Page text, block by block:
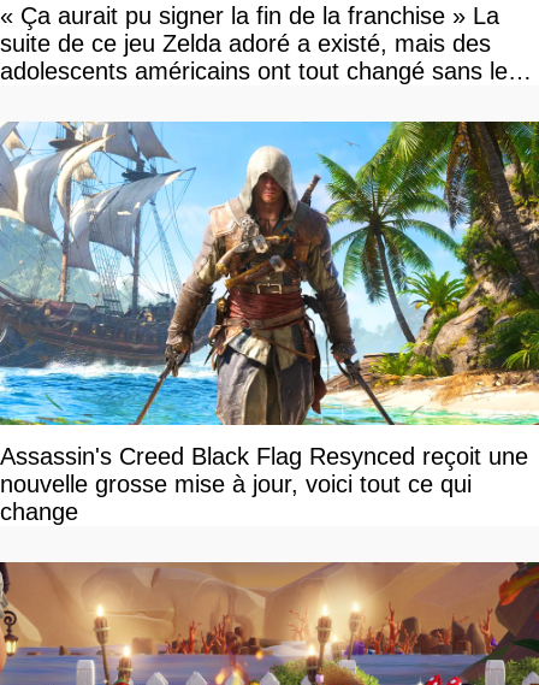
« Ça aurait pu signer la fin de la franchise » La
suite de ce jeu Zelda adoré a existé, mais des
adolescents américains ont tout changé sans le
Assassin's Creed Black Flag Resynced reçoit une
nouvelle grosse mise à jour, voici tout ce qui
change